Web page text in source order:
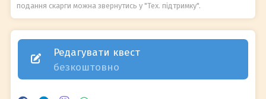
подання скарги можна звернутись у "Тех. підтримку".
Редагувати квест
безкоштовно